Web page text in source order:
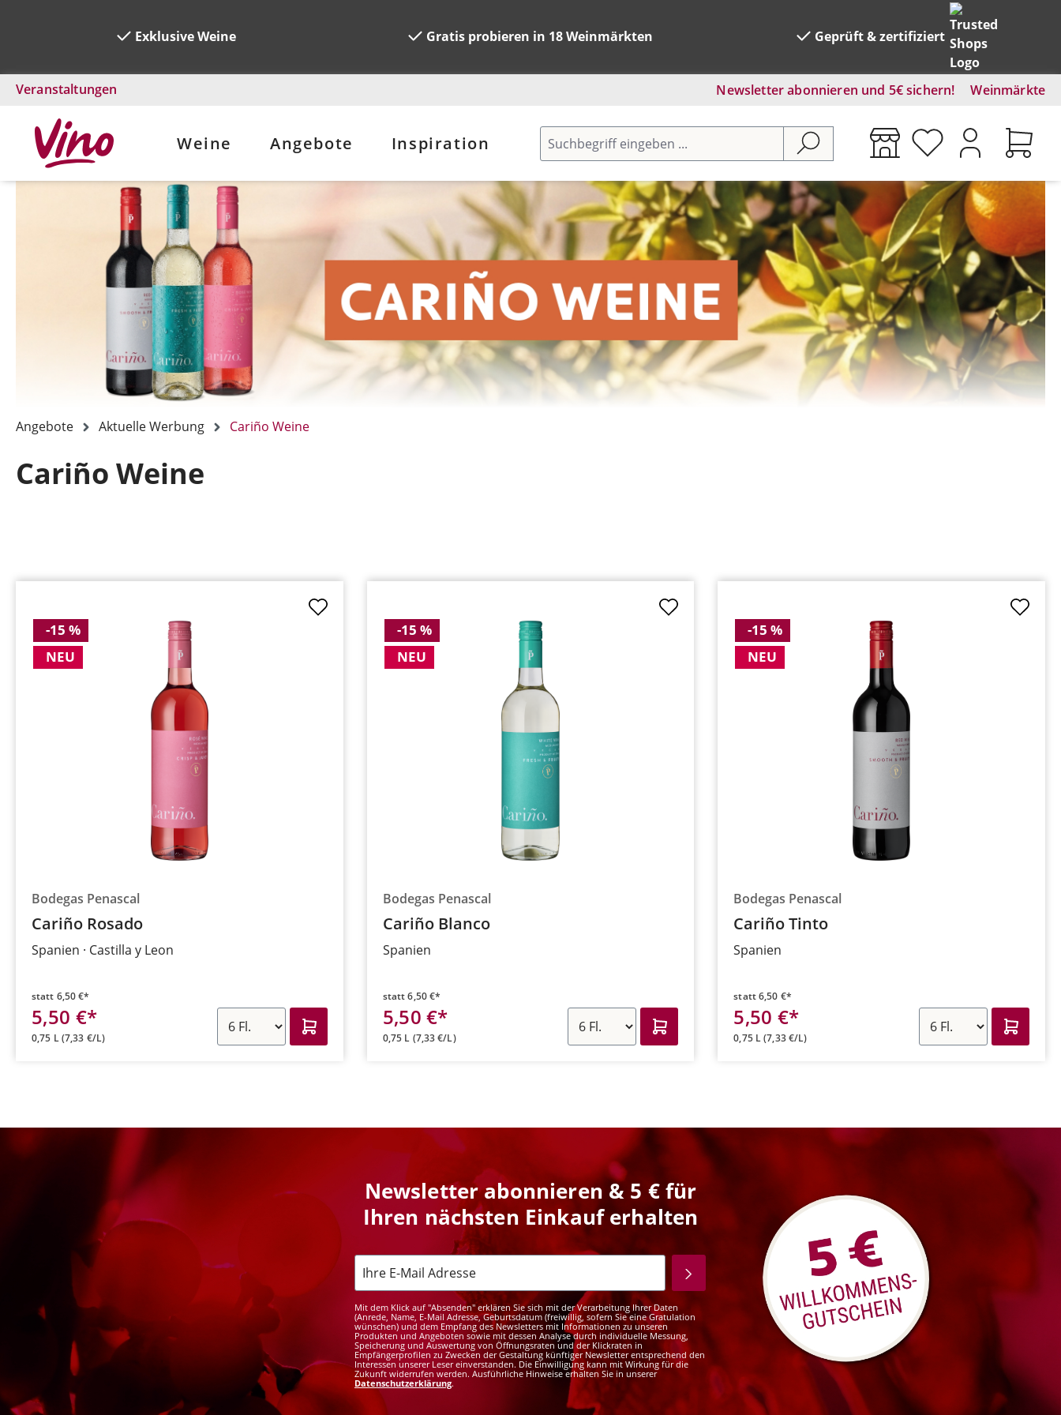
Exklusive Weine Gratis probieren in 18 Weinmärkten Geprüft & zertifiziert
Newsletter abonnieren und 5€ sichern! Weinmärkte
Veranstaltungen
Weine Angebote Inspiration
Angebote Aktuelle Werbung Cariño Weine
Cariño Weine
-15 %
NEU
Bodegas Penascal
Cariño Rosado
Spanien Castilla y Leon
statt 6,50 €*
5,50 €*
0,75 L(7,33 €/L)
-15 %
NEU
Bodegas Penascal
Cariño Blanco
Spanien
statt6,50 €*
5,50 €*
0,75 L (7,33 €/L)
-15 %
NEU
Bodegas Penascal
Cariño Tinto
Spanien
statt6,50 €*
5,50 €*
0,75 L(7,33 €/L)
Newsletter abonnieren & 5 € für
Ihren nächsten Einkauf erhalten
Mit dem Klick auf "Absenden" erklären Sie sich mit der Verarbeitung Ihrer Daten
(Anrede, Name, E-Mail Adresse, Geburtsdatum (freiwillig, sofern Sie eine Gratulation
wünschen) und dem Empfang des Newsletters mit Informationen zu unseren
Produkten und Angeboten sowie mit dessen Analyse durch individuelle Messung,
Speicherung und Auswertung von Öffnungsraten und der Klickraten in
Empfängerprofilen zu Zwecken der Gestaltung künftiger Newsletter entsprechend den
Interessen unserer Leser einverstanden. Die Einwilligung kann mit Wirkung für die
Zukunft widerrufen werden. Ausführliche Hinweise erhalten Sie in unserer
Datenschutzerklärung.